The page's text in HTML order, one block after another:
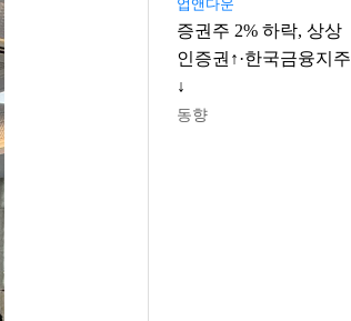
업앤다운
증권주 2% 하락, 상상
인증권↑·한국금융지주
↓
동향